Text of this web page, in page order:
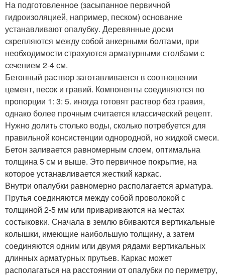
На подготовленное (засыпанное первичной
гидроизоляцией, например, песком) основание
устанавливают опалубку. Деревянные доски
скрепляются между собой анкерными болтами, при
необходимости страхуются арматурными столбами с
сечением 2-4 см.
Бетонный раствор заготавливается в соотношении
цемент, песок и гравий. Компоненты соединяются по
пропорции 1: 3: 5. иногда готовят раствор без гравия,
однако более прочным считается классический рецепт.
Нужно долить столько воды, сколько потребуется для
правильной консистенции однородной, но жидкой смеси.
Бетон заливается равномерным слоем, оптимальна
толщина 5 см и выше. Это первичное покрытие, на
которое устанавливается жесткий каркас.
Внутри опалубки равномерно располагается арматура.
Прутья соединяются между собой проволокой с
толщиной 2-5 мм или привариваются на местах
состыковки. Сначала в землю вбиваются вертикальные
колышки, имеющие наибольшую толщину, а затем
соединяются одним или двумя рядами вертикальных
длинных арматурных прутьев. Каркас может
располагаться на расстоянии от опалубки по периметру,